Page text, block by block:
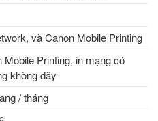
và Canon Mobile Printing
Mobile Printing, in mạng có
không dây
/ tháng